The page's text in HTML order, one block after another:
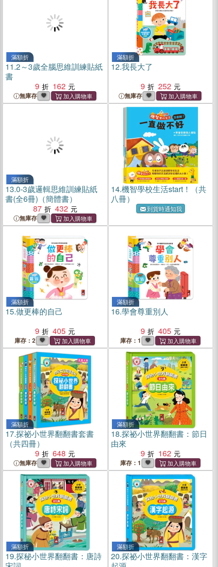
滿額折
11.2～3歲全腦思維訓練貼紙
書
9
162
無庫存
滿額折
12.我長大了
9
252
無庫存
滿額折
13.0-3歲邏輯思維訓練貼紙
書(全6冊)（簡體書）
87
432
無庫存
14.機智學校生活start！（共
八冊）
到貨時通知我
滿額折
15.做更棒的自己
9
405
庫存：2
滿額折
16.學會尊重別人
9
405
庫存：1
滿額折
17.探祕小世界翻翻書套書
（共四冊）
9
648
無庫存
滿額折
18.探祕小世界翻翻書：節日
由來
9
162
庫存：1
滿額折
19.探秘小世界翻翻書：唐詩
滿額折
20.探祕小世界翻翻書：漢字